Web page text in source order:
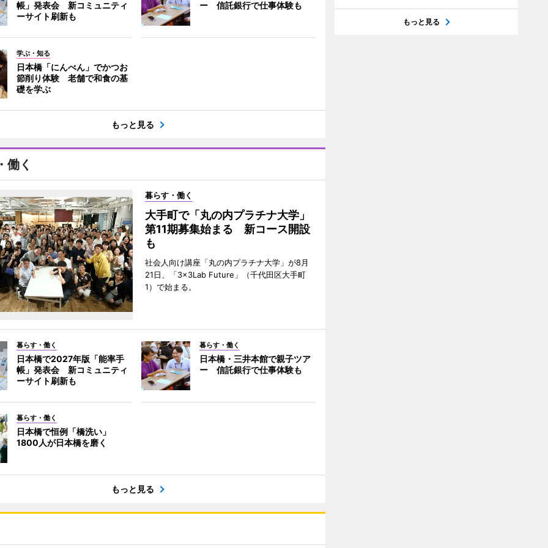
帳」発表会 新コミュニティ
ーサイト刷新も
ー 信託銀行で仕事体験も
学ぶ・知る
日本橋「にんべん」でかつお
節削り体験 老舗で和食の基
礎を学ぶ
もっと見る
働く
暮らす・働く
大手町で「丸の内プラチナ大学」
第11期募集始まる 新コース開設
も
社会人向け講座「丸の内プラチナ大学」が8月
21日、「3×3Lab Future」（千代田区大手町
1）で始まる。
暮らす・働く
日本橋で2027年版「能率手
帳」発表会 新コミュニティ
ーサイト刷新も
暮らす・働く
日本橋・三井本館で親子ツア
ー 信託銀行で仕事体験も
暮らす・働く
日本橋で恒例「橋洗い」
1800人が日本橋を磨く
もっと見る
もっと見る